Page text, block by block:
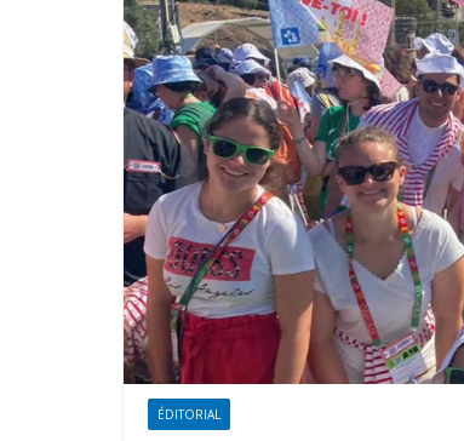
ÉDITORIAL